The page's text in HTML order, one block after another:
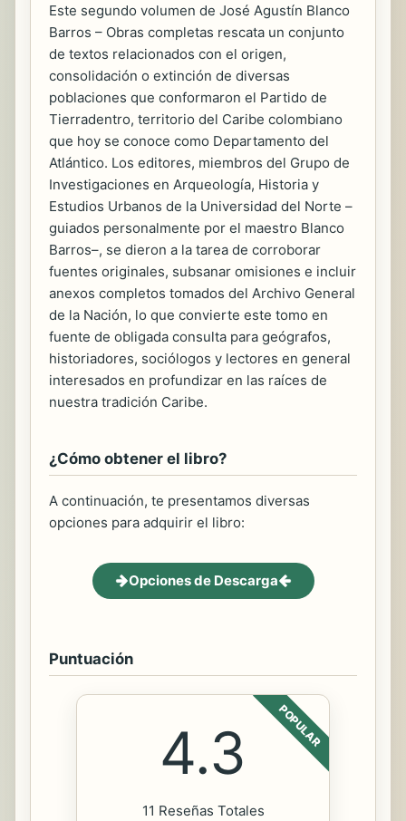
Este segundo volumen de José Agustín Blanco
Barros – Obras completas rescata un conjunto
de textos relacionados con el origen,
consolidación o extinción de diversas
poblaciones que conformaron el Partido de
Tierradentro, territorio del Caribe colombiano
que hoy se conoce como Departamento del
Atlántico. Los editores, miembros del Grupo de
Investigaciones en Arqueología, Historia y
Estudios Urbanos de la Universidad del Norte –
guiados personalmente por el maestro Blanco
Barros–, se dieron a la tarea de corroborar
fuentes originales, subsanar omisiones e incluir
anexos completos tomados del Archivo General
de la Nación, lo que convierte este tomo en
fuente de obligada consulta para geógrafos,
historiadores, sociólogos y lectores en general
interesados en profundizar en las raíces de
nuestra tradición Caribe.
¿Cómo obtener el libro?
A continuación, te presentamos diversas
opciones para adquirir el libro:
Opciones de Descarga
Puntuación
POPULAR
4.3
11 Reseñas Totales